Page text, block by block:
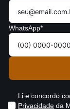
WhatsApp*
Li e concordo
Privacidade da